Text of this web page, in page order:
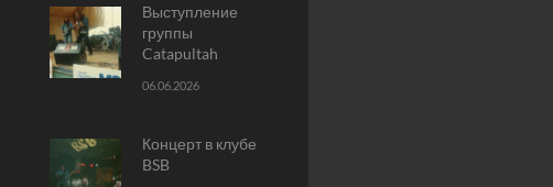
Выступление
группы
Catapultah
06.06.2026
Концерт в клубе
BSB